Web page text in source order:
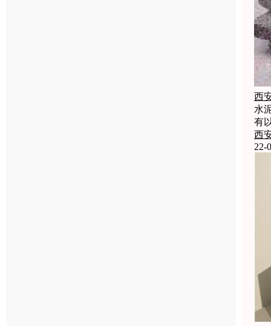
西
水
有
西
22-